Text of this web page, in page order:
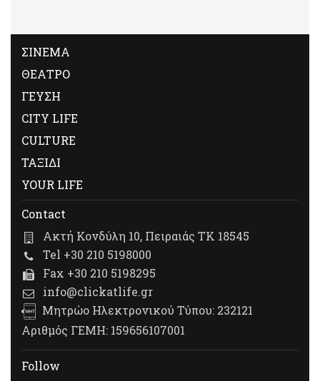
ΣΙΝΕΜΑ
ΘΕΑΤΡΟ
ΓΕΥΣΗ
CITY LIFE
CULTURE
ΤΑΞΙΔΙ
YOUR LIFE
Contact
Ακτή Κονδύλη 10, Πειραιάς ΤΚ 18545
Tel +30 210 5198000
Fax +30 210 5198295
info@clickatlife.gr
Μητρώο Ηλεκτρονικού Τύπου: 232121
Αριθμός ΓΕΜΗ: 159656107001
Follow